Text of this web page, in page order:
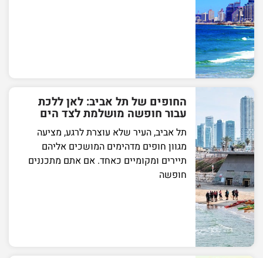
החופים של תל אביב: לאן ללכת
עבור חופשה מושלמת לצד הים
תל אביב, העיר שלא עוצרת לרגע, מציעה
מגוון חופים מדהימים המושכים אליהם
תיירים ומקומיים כאחד. אם אתם מתכננים
חופשה